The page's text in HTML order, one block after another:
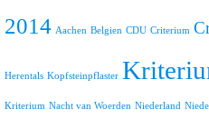
2014 Aachen Belgien CDU Criterium
Herentals Kopfsteinpflaster
Kriterium Nacht van Woerden Niederland